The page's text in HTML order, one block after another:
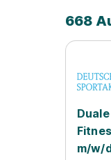
668
m/w/